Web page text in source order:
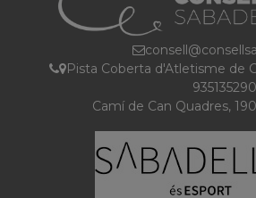
Pista Coberta d'Atletisme de
935135290
Camí de Can Quadres,